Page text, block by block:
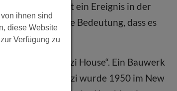
Wie erlangt ein Ereignis in der
solch eine Bedeutung, dass es
„Happy Rizzi House“. Ein Bauwerk
Rizzi. Rizzi wurde 1950 im New
ihnen sind
diese Website
Verfügung zu